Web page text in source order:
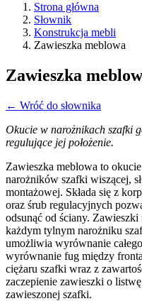
Strona główna
Słownik
Konstrukcja mebli
Zawieszka meblowa
Zawieszka
← Wróć do słownika
Okucie w narożnikach szafki
regulujące jej położenie.
Zawieszka meblowa to
narożników szafki wiszącej,
montażowej. Składa się z
oraz śrub regulacyjnych
odsunąć od ściany.
każdym tylnym narożniku
umożliwia wyrównanie
wyrównanie fug między
ciężaru szafki wraz z
zaczepienie zawieszki o
zawieszonej szafki.